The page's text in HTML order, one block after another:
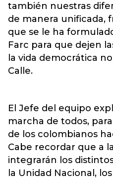
también nuestras
de manera unificada,
que se le ha
Farc para que dejen
la vida democrática
Calle.
El Jefe del equipo
marcha de todos,
de los colombianos
Cabe recordar que a
integrarán los
la Unidad Nacional,